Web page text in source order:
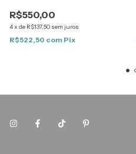
R$550,00
4x de R$137,50 sem juros
R$522,50 com Pix